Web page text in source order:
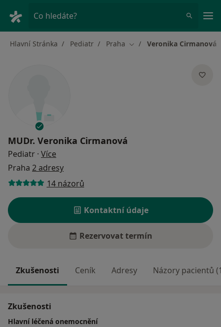
Co hledáte?
Hlavní Stránka Pediatr Praha Změna města
Veronika Cirmanová
MUDr. Veronika Cirmanová
Pediatr · Více
Praha 2 adresy
14 názorů
Kontaktní údaje
Rezervovat termín
Zkušenosti Ceník Adresy Názory pacientů
Zkušenosti
Hlavní léčená onemocnění